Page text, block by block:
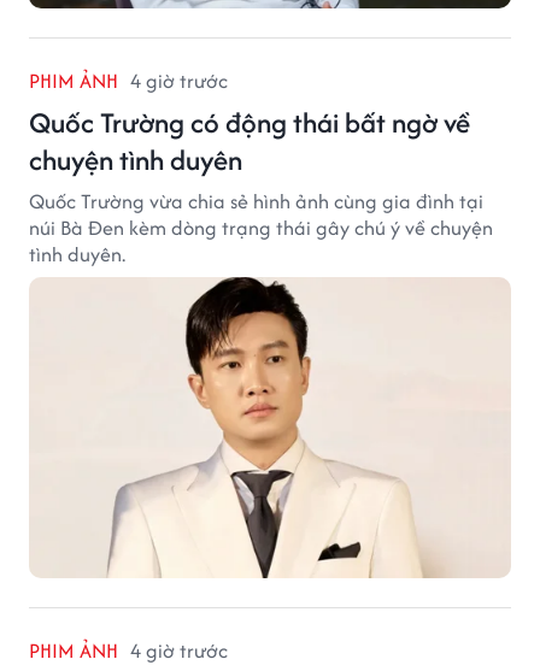
PHIM ẢNH 4 giờ trước
Quốc Trường có động thái bất ngờ về
chuyện tình duyên
Quốc Trường vừa chia sẻ hình ảnh cùng gia đình tại
núi Bà Đen kèm dòng trạng thái gây chú ý về chuyện
tình duyên.
PHIM ẢNH 4 giờ trước